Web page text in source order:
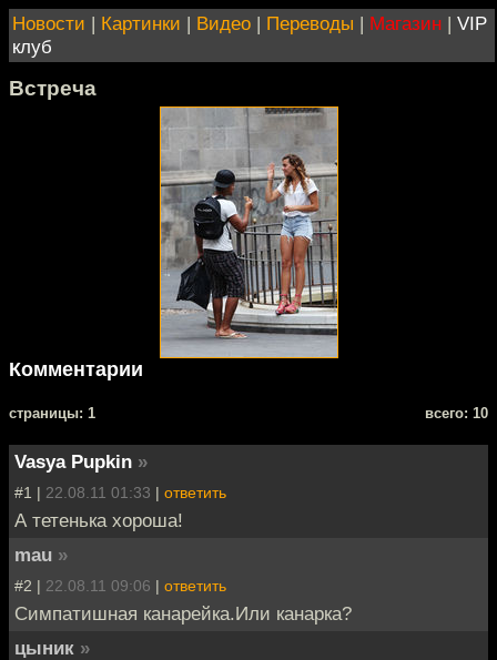
Новости | Картинки | Видео | Переводы | Магазин | VIP
клуб
Встреча
Комментарии
cтраницы: 1 всего: 10
Vasya Pupkin »
#1 | 22.08.11 01:33 | ответить
А тетенька хороша!
mau »
#2 | 22.08.11 09:06 | ответить
Симпатишная канарейка.Или канарка?
цыник »